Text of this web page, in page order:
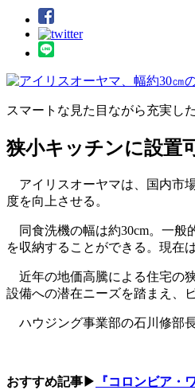
スマートな見た目ながら充実し
狭小キッチンに設置
アイリスオーヤマは、国内市
度を向上させる。
同食洗機の幅は約30cm。一般
を収納することができる。現在
近年の地価高騰による住宅の
設備への潜在ニーズを踏まえ、
ハウジング事業部の石川修部
おすすめ記事▶ 『コロンビア・